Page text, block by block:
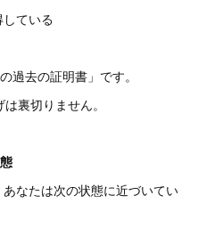
ている
過去の証明書」です。
裏切りません。
なたは次の状態に近づいてい